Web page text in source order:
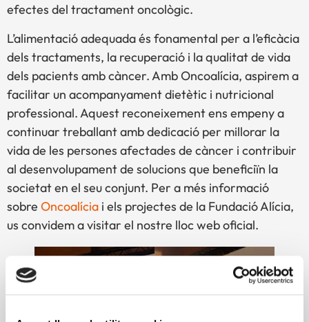
efectes del tractament oncològic.
L’alimentació adequada és fonamental per a l’eficàcia
dels tractaments, la recuperació i la qualitat de vida
dels pacients amb càncer. Amb Oncoalícia, aspirem a
facilitar un acompanyament dietètic i nutricional
professional. Aquest reconeixement ens empeny a
continuar treballant amb dedicació per millorar la
vida de les persones afectades de càncer i contribuir
al desenvolupament de solucions que beneficiïn la
societat en el seu conjunt. Per a més informació
sobre Oncoalícia i els projectes de la Fundació Alícia,
us convidem a visitar el nostre lloc web oficial.